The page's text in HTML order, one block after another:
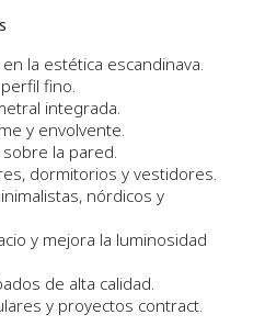
la estética escandinava.
fino.
integrada.
y envolvente.
la pared.
dormitorios y vestidores.
nórdicos y
y mejora la luminosidad
de alta calidad.
y proyectos contract.